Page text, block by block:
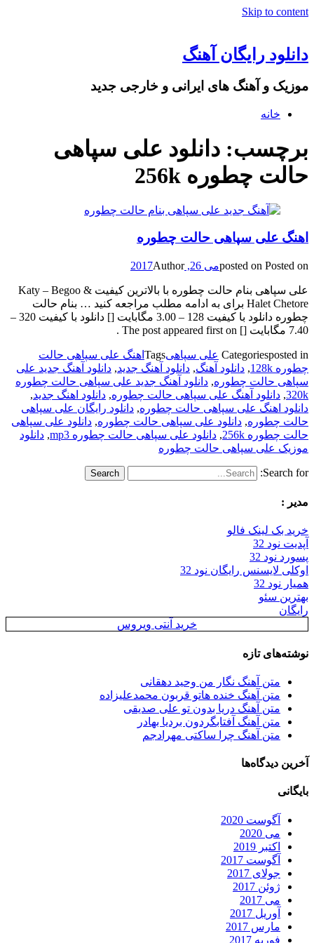
Skip to content
دانلود رایگان آهنگ
موزیک و آهنگ های ایرانی و خارجی جدید
خانه
برچسب: دانلود علی سپاهی
حالت چطوره 256k
اهنگ علی سپاهی حالت چطوره
posted on Posted on می 26, 2017 Author
علی سپاهی بنام حالت چطوره با بالاترین کیفیت & Katy – Begoo
Halet Chetore برای به ادامه مطلب مراجعه کنید … بنام حالت
چطوره دانلود با کیفیت 128 – 3.00 مگابایت [] دانلود با کیفیت 320 –
7.40 مگابایت [] The post appeared first on .
Categoriesposted in علی سپاهیTags اهنگ علی سپاهی حالت
چطوره 128k
, دانلود آهنگ, دانلود آهنگ جدید, دانلود آهنگ جدید علی
سپاهی حالت چطوره, دانلود آهنگ جدید علی سپاهی حالت چطوره
320k
, دانلود آهنگ علی سپاهی حالت چطوره, دانلود اهنگ جدید,
دانلود اهنگ علی سپاهی حالت چطوره, دانلود رایگان علی سپاهی
حالت چطوره, دانلود علی سپاهی حالت چطوره, دانلود علی سپاهی
حالت چطوره 256k
, دانلود علی سپاهی حالت چطوره mp3 , دانلود
موزیک علی سپاهی حالت چطوره
Search for:
مدیر :
خرید بک لینک فالو
آپدیت نود 32
پسورد نود 32
اوکلی لایسنس رایگان نود 32
همیار نود 32
بهترین سئو
رایگان
خرید آنتی ویروس
نوشته‌های تازه
متن آهنگ نگار من وحید دهقانی
متن آهنگ خنده هاتو قربون محمدعلیزاده
متن آهنگ دریا بدون تو علی صدیقی
متن آهنگ آفتابگردون بردیا بهادر
متن آهنگ چرا ساکتی مهرادجم
آخرین دیدگاه‌ها
بایگانی
آگوست 2020
می 2020
اکتبر 2019
آگوست 2017
جولای 2017
ژوئن 2017
می 2017
آوریل 2017
مارس 2017
فوریه 2017